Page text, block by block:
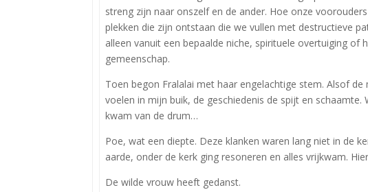
streng zijn naar onszelf en de ander. Hoe onze
plekken die zijn ontstaan die we vullen met destructieve
alleen vanuit een bepaalde niche, spirituele overtuiging
gemeenschap.
Toen begon Fralalai met haar engelachtige stem. Alsof
voelen in mijn buik, de geschiedenis de spijt en
kwam van de drum…
Poe, wat een diepte. Deze klanken waren lang niet in de
aarde, onder de kerk ging resoneren en alles vrijkwam.
De wilde vrouw heeft gedanst.